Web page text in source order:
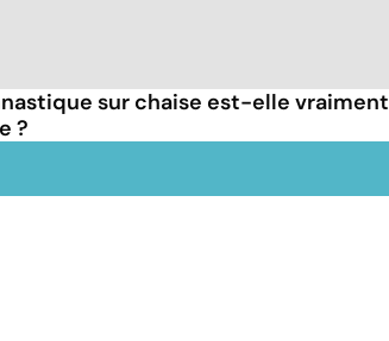
sur chaise est-elle vraiment
?